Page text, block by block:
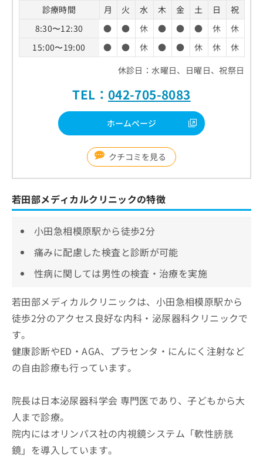
診療時間 月 火 水 木 金 土 日
祝
8:30〜12:30
● ● 休 ● ● ● 休
休
15:00〜19:00
● ● 休 ● ● 休 休
休
休診日：水曜日、日曜日、祝祭日
TEL： 042-705-8083
ホームページ
クチコミを見る
若田部メディカルクリニックの特徴
小田急相模原駅から徒歩2分
痛みに配慮した検査と診断が可能
性病に関しては男性の検査・治療を実施
若田部メディカルクリニックは、小田急相模原駅から
徒歩2分のアクセス良好な内科・泌尿器科クリニックで
す。
健康診断やED・AGA、プラセンタ・にんにく注射など
の自由診療も行っています。
院長は日本泌尿器科学会 専門医であり、子どもから大
人まで診療。
院内にはオリンパス社の内視鏡システム「軟性膀胱
鏡」を導入しています。